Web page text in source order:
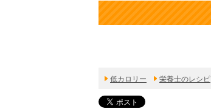
低カロリー 栄養士のレシピ